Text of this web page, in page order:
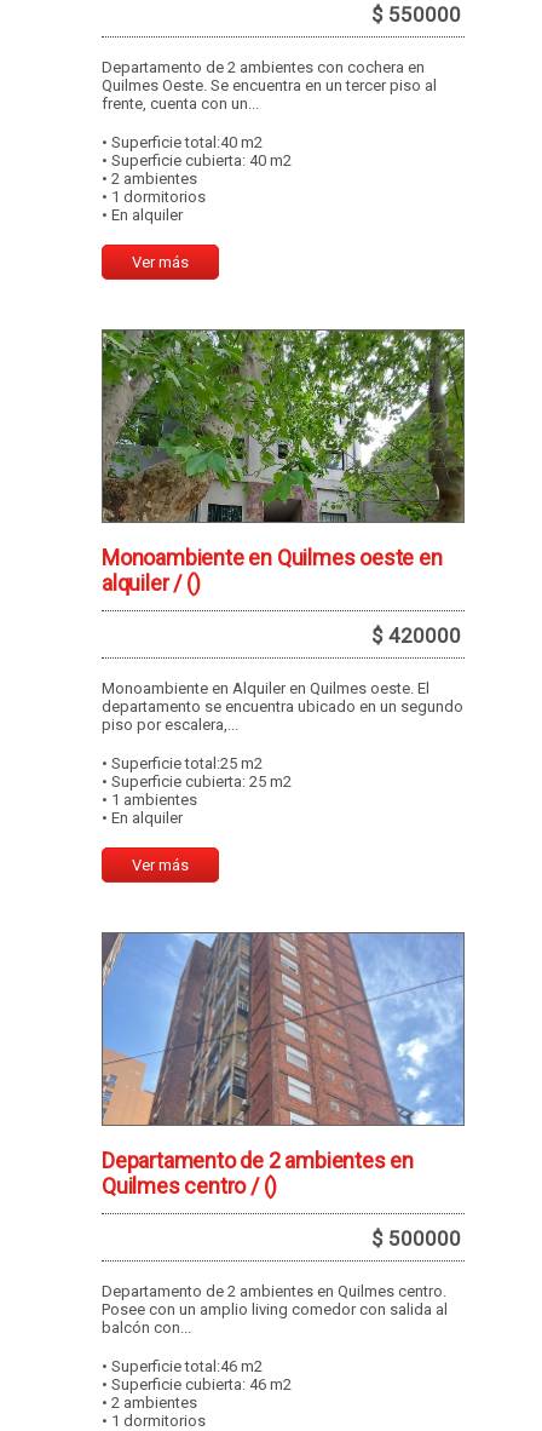
$ 550000
Departamento de 2 ambientes con cochera en
Quilmes Oeste. Se encuentra en un tercer piso al
frente, cuenta con un...
• Superficie total:40 m2
• Superficie cubierta: 40 m2
• 2 ambientes
• 1 dormitorios
• En alquiler
Ver más
Monoambiente en Quilmes oeste en
alquiler /()
$ 420000
Monoambiente en Alquiler en Quilmes oeste. El
departamento se encuentra ubicado en un segundo
piso por escalera,...
• Superficie total:25 m2
• Superficie cubierta: 25 m2
• 1 ambientes
• En alquiler
Ver más
Departamento de 2 ambientes en
Quilmes centro /()
$ 500000
Departamento de 2 ambientes en Quilmes centro.
Posee con un amplio living comedor con salida al
balcón con...
• Superficie total:46 m2
• Superficie cubierta: 46 m2
• 2 ambientes
• 1 dormitorios